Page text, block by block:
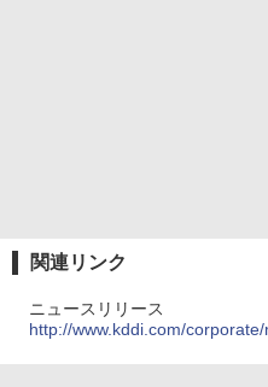
関連リンク
ニュースリリース
http://www.kddi.com/